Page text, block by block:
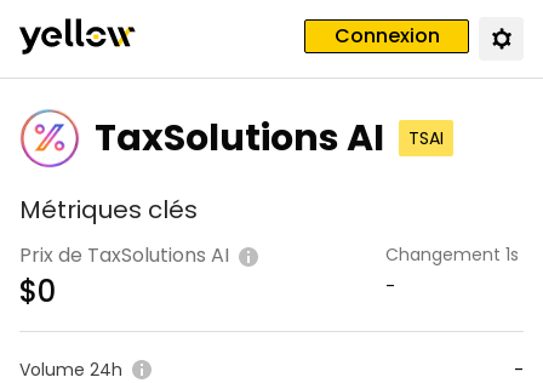
Connexion
TaxSolutions AI TSAI
Métriques clés
Prix de TaxSolutions AI
$0
Changement 1s
-
Volume 24h -